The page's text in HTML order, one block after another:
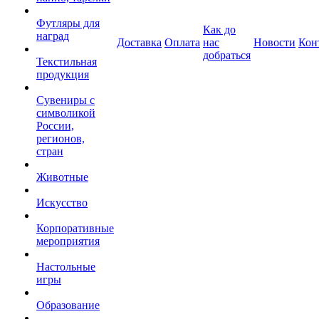
Футляры для
наград
Текстильная
продукция
Сувениры с
символикой
России,
регионов,
стран
Животные
Искусство
Корпоративные
мероприятия
Настольные
игры
Образование
Доставка Оплата
Как до
нас
добраться
Новости